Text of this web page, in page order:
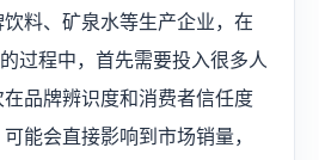
料、矿泉水等生产企业，在
过程中，首先需要投入很多人
品牌辨识度和消费者信任度
能会直接影响到市场销量，